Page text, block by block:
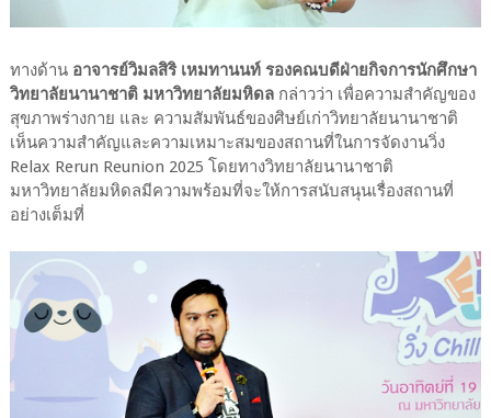
ทางด้าน อาจารย์วิมลสิริ เหมทานนท์ รองคณบดีฝ่ายกิจการนักศึกษา
วิทยาลัยนานาชาติ มหาวิทยาลัยมหิดลกล่าวว่า เพื่อความสำคัญของ
สุขภาพร่างกาย และ ความสัมพันธ์ของศิษย์เก่าวิทยาลัยนานาชาติ
เห็นความสำคัญและความเหมาะสมของสถานที่ในการจัดงานวิ่ง
Relax Rerun Reunion 2025 โดยทางวิทยาลัยนานาชาติ
มหาวิทยาลัยมหิดลมีความพร้อมที่จะให้การสนับสนุนเรื่องสถานที่
อย่างเต็มที่